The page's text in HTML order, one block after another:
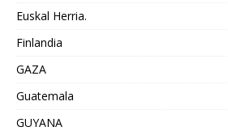
Euskal Herria.
Finlandia
GAZA
Guatemala
GUYANA